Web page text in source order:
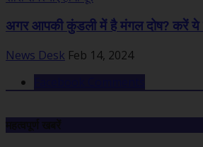
अगर आपकी कुंडली में है मंगल दोष? करें ये
News Desk Feb 14, 2024